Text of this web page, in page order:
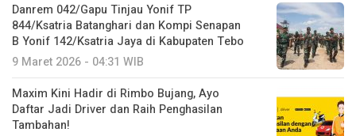
Danrem 042/Gapu Tinjau Yonif TP
844/Ksatria Batanghari dan Kompi Senapan
B Yonif 142/Ksatria Jaya di Kabupaten Tebo
9 Maret 2026 - 04:31 WIB
Maxim Kini Hadir di Rimbo Bujang, Ayo
Daftar Jadi Driver dan Raih Penghasilan
Tambahan!